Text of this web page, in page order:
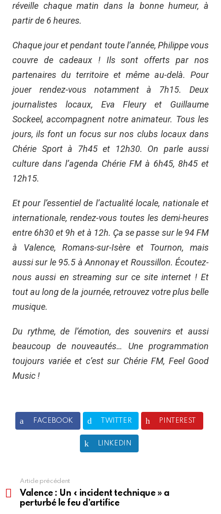
réveille chaque matin dans la bonne humeur, à
partir de 6 heures.
Chaque jour et pendant toute l’année, Philippe vous
couvre de cadeaux ! Ils sont offerts par nos
partenaires du territoire et même au-delà. Pour
jouer rendez-vous notamment à 7h15. Deux
journalistes locaux, Eva Fleury et Guillaume
Sockeel, accompagnent notre animateur. Tous les
jours, ils font un focus sur nos clubs locaux dans
Chérie Sport à 7h45 et 12h30. On parle aussi
culture dans l’agenda Chérie FM à 6h45, 8h45 et
12h15.
Et pour l’essentiel de l’actualité locale, nationale et
internationale, rendez-vous toutes les demi-heures
entre 6h30 et 9h et à 12h. Ça se passe sur le 94 FM
à Valence, Romans-sur-Isère et Tournon, mais
aussi sur le 95.5 à Annonay et Roussillon. Écoutez-
nous aussi en streaming sur ce site internet ! Et
tout au long de la journée, retrouvez votre plus belle
musique.
Du rythme, de l’émotion, des souvenirs et aussi
beaucoup de nouveautés… Une programmation
toujours variée et c’est sur Chérie FM, Feel Good
Music !
FACEBOOK TWITTER PINTEREST
LINKEDIN
voir
Article précédent
Valence : Un « incident technique » a
perturbé le feu d’artifice